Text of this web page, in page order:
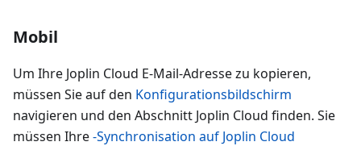
Mobil
Um Ihre Joplin Cloud E-Mail-Adresse zu kopieren,
müssen Sie auf den Konfigurationsbildschirm
navigieren und den Abschnitt Joplin Cloud finden. Sie
müssen Ihre-Synchronisation auf Joplin Cloud